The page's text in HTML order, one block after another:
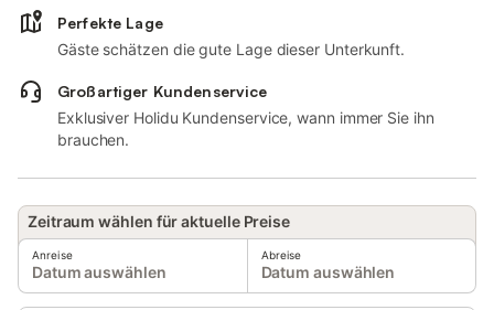
Perfekte Lage
Gäste schätzen die gute Lage dieser Unterkunft.
Großartiger Kundenservice
Exklusiver Holidu Kundenservice, wann immer Sie ihn
brauchen.
Zeitraum wählen für aktuelle Preise
Anreise
Datum auswählen
Abreise
Datum auswählen